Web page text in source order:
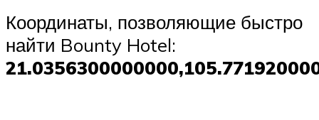
Координаты, позволяющие быстро
найти Bounty Hotel: